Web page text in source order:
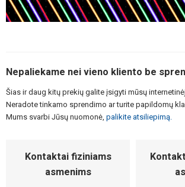
Nepaliekame nei vieno kliento be
Šias ir daug kitų prekių galite įsigyti mūsų
Neradote tinkamo sprendimo ar turite papildomų
Mums svarbi Jūsų nuomonė, palikite atsiliepimą.
Kontaktai fiziniams
asmenims